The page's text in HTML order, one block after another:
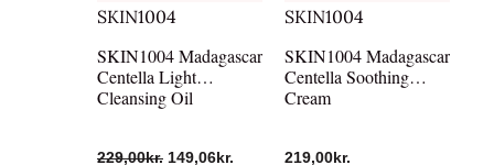
SKIN1004
SKIN1004 Madagascar
Centella Light
Cleansing Oil
229,00kr. 149,06kr.
SKIN1004
SKIN1004 Madagascar
Centella Soothing
Cream
219,00kr.